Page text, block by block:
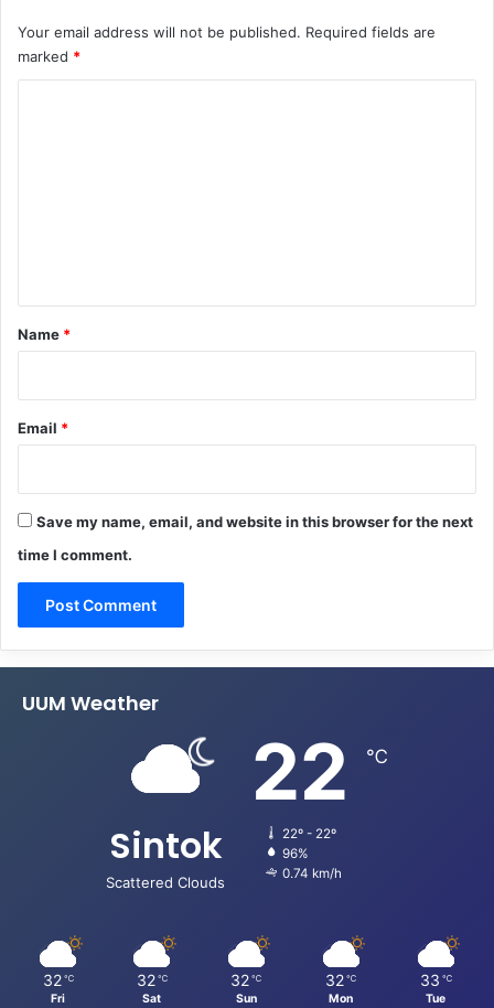
Your email address will not be published. Required fields are
marked *
*
Name *
Email *
Save my name, email, and website in this browser for the next
time I comment.
UUM Weather
Sintok
Scattered Clouds
22 ℃
22º - 22º
96%
0.74 km/h
32 ℃
Fri
32 ℃
Sat
32 ℃
Sun
32 ℃
Mon
33 ℃
Tue